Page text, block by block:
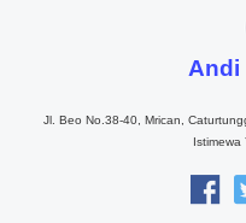
Andi
Jl. Beo No.38-40, Mrican,
Istimewa